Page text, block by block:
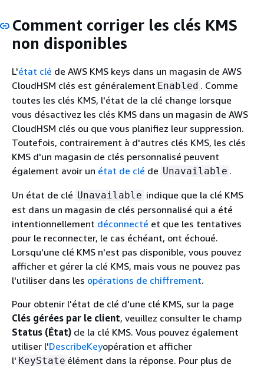
Comment corriger les clés KMS
non disponibles
L'état clé de AWS KMS keys dans un magasin de AWS
CloudHSM clés est généralement Enabled . Comme
toutes les clés KMS, l'état de la clé change lorsque
vous désactivez les clés KMS dans un magasin de AWS
CloudHSM clés ou que vous planifiez leur suppression.
Toutefois, contrairement à d'autres clés KMS, les clés
KMS d'un magasin de clés personnalisé peuvent
également avoir un état de clé de Unavailable .
Un état de clé Unavailable indique que la clé KMS
est dans un magasin de clés personnalisé qui a été
intentionnellement déconnecté et que les tentatives
pour le reconnecter, le cas échéant, ont échoué.
Lorsqu'une clé KMS n'est pas disponible, vous pouvez
afficher et gérer la clé KMS, mais vous ne pouvez pas
l'utiliser dans les opérations de chiffrement.
Pour obtenir l'état de clé d'une clé KMS, sur la page
Clés gérées par le client, veuillez consulter le champ
Status (État) de la clé KMS. Vous pouvez également
utiliser l'DescribeKeyopération et afficher
l' KeyState élément dans la réponse. Pour plus de